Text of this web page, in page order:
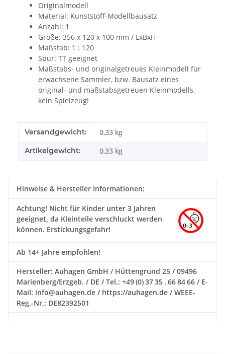
Originalmodell
Material: Kunststoff-Modellbausatz
Anzahl: 1
Größe: 356 x 120 x 100 mm / LxBxH
Maßstab: 1 : 120
Spur: TT geeignet
Maßstabs- und originalgetreues Kleinmodell für
erwachsene Sammler, bzw. Bausatz eines
original- und maßstabsgetreuen Kleinmodells,
kein Spielzeug!
Produkteigenschaft
Wert
Versandgewicht: 0,33 kg
Artikelgewicht: 0,33 kg
Hinweise & Hersteller Informationen:
Achtung! Nicht für Kinder unter 3 Jahren
geeignet, da Kleinteile verschluckt werden
können. Erstickungsgefahr!
Ab 14+ Jahre empfohlen!
Hersteller: Auhagen GmbH / Hüttengrund 25 / 09496
Marienberg/Erzgeb. / DE / Tel.: +49 (0) 37 35 . 66 84 66 / E-
Mail: info@auhagen.de / https://auhagen.de / WEEE-
Reg.-Nr.: DE82392501